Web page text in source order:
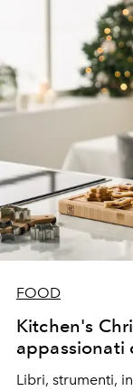
FOOD
Kitchen's
appassionati
Libri, strumenti,